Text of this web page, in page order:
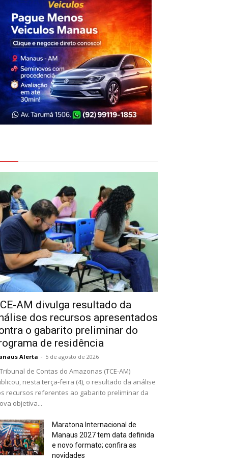
AM divulga resultado da
dos recursos apresentados
o gabarito preliminar do
de residência
Alerta - 5 de agosto de 2026
de Contas do Amazonas (TCE-AM)
nesta terça-feira (4), o resultado da análise
recursos referentes ao gabarito preliminar da
objetiva...
Maratona Internacional de
Manaus 2027 tem data definida
e novo formato; confira as
novidades